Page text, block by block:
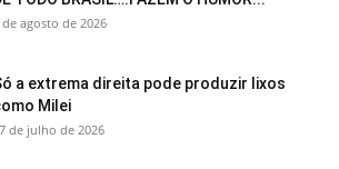
de agosto de 2026
a extrema direita pode produzir lixos
Milei
de julho de 2026